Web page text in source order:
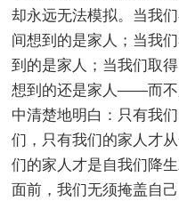
却永远无法模拟。当我
间想到的是家人；当我
到的是家人；当我们取
想到的还是家人――而不
中清楚地明白：只有我
们，只有我们的家人才
们的家人才是自我们降
面前，我们无须掩盖自